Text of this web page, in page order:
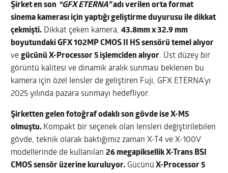
Şirket en son “GFX ETERNA”adı verilen orta format
sinema kamerası için yaptığı geliştirme duyurusu ile dikkat
çekmişti. Dikkat çeken kamera,43.8mm x 32.9 mm
boyutundaki GFX 102MP CMOS II HS sensörü temel alıyor
vegücünü X-Processor 5 işlemciden alıyor. Üst düzey bir
görüntü kalitesi ve dinamik aralık sunması beklenen bu
kamera için özel lensler de geliştiren Fuji, GFX ETERNA’yı
2025 yılında pazara sunmayı hedefliyor.
Şirketten gelen fotoğraf odaklı son gövde ise X-M5
olmuştu. Kompakt bir seçenek olan lensleri değiştirilebilen
gövde, teknik olarak baktığımız zaman X-T4 ve X-100V
modellerinde de kullanılan26 megapiksellik X-Trans BSI
CMOS sensör üzerine kuruluyor. Gücünü X-Processor 5